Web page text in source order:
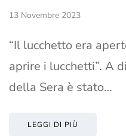
13 Novembre 2023
“Il lucchetto era
aprire i lucchetti”. A
della Sera è stato…
LEGGI DI PIÙ